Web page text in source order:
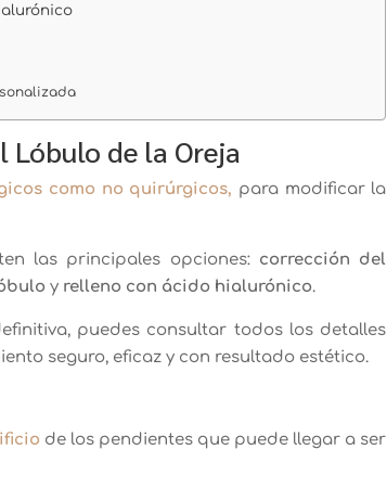
de la Oreja
como no quirúrgicos, para modificar la
las principales opciones: corrección del
y relleno con ácido hialurónico.
puedes consultar todos los detalles
seguro, eficaz y con resultado estético.
de los pendientes que puede llegar a ser